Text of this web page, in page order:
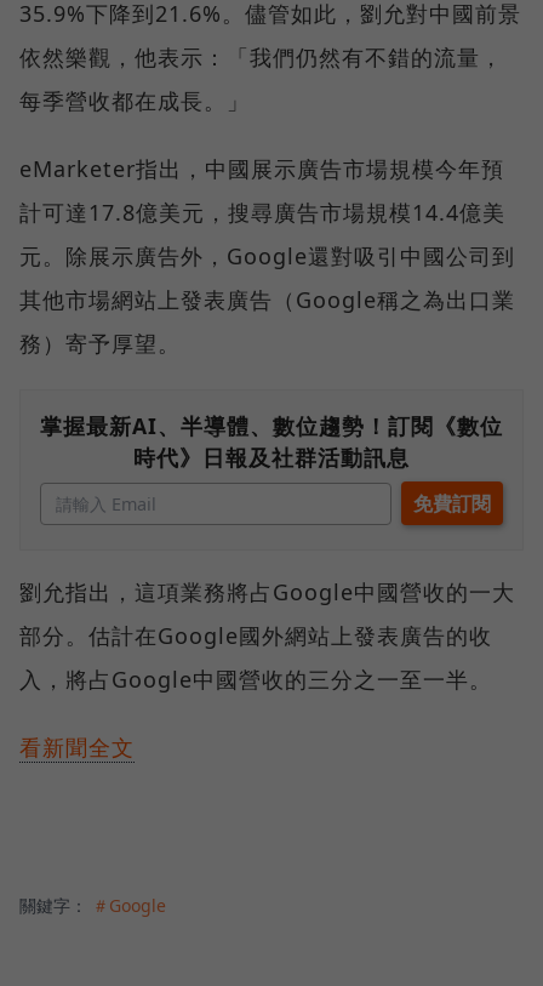
35.9%下降到21.6%。儘管如此，劉允對中國前景
依然樂觀，他表示：「我們仍然有不錯的流量，
每季營收都在成長。」
eMarketer指出，中國展示廣告市場規模今年預
計可達17.8億美元，搜尋廣告市場規模14.4億美
元。除展示廣告外，Google還對吸引中國公司到
其他市場網站上發表廣告（Google稱之為出口業
務）寄予厚望。
掌握最新AI、半導體、數位趨勢！訂閱《數位
時代》日報及社群活動訊息
劉允指出，這項業務將占Google中國營收的一大
部分。估計在Google國外網站上發表廣告的收
入，將占Google中國營收的三分之一至一半。
看新聞全文
關鍵字： ＃Google